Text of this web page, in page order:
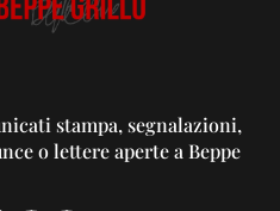
stampa, segnalazioni,
o lettere aperte a Beppe